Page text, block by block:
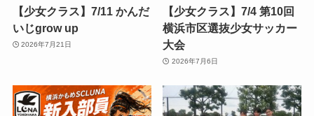
【少女クラス】7/11 かんだ
いじgrow up
2026年7月21日
【少女クラス】7/4 第10回
横浜市区選抜少女サッカー
大会
2026年7月6日